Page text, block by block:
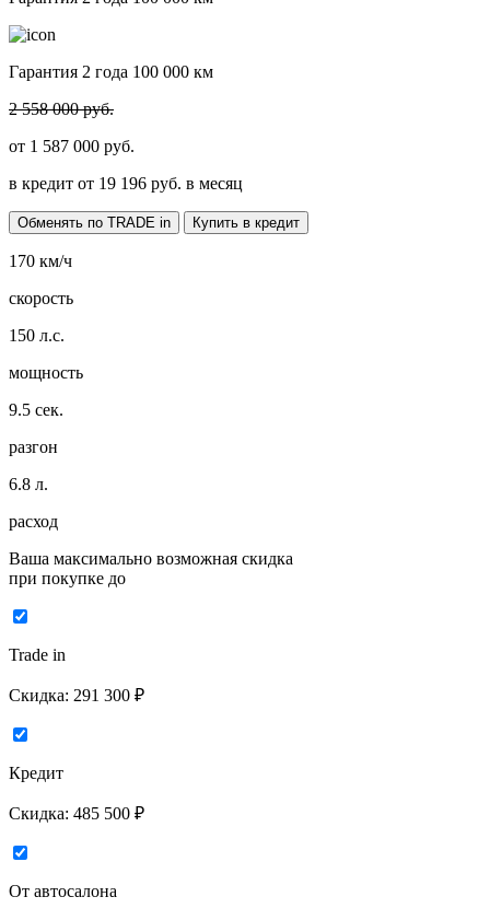
Гарантия 2 года 100 000 км
2 558 000 руб.
от 1 587 000 руб.
в кредит от 19 196 руб. в месяц
Обменять по TRADE in Купить в кредит
170 км/ч
скорость
150 л.с.
мощность
9.5 сек.
разгон
6.8 л.
расход
Ваша максимально возможная скидка
при покупке до
Trade in
Скидка: 291 300 ₽
Кредит
Скидка: 485 500 ₽
От автосалона